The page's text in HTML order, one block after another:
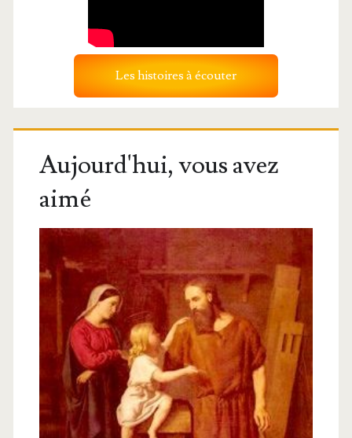
Les histoires à écouter
Aujourd'hui, vous avez
aimé